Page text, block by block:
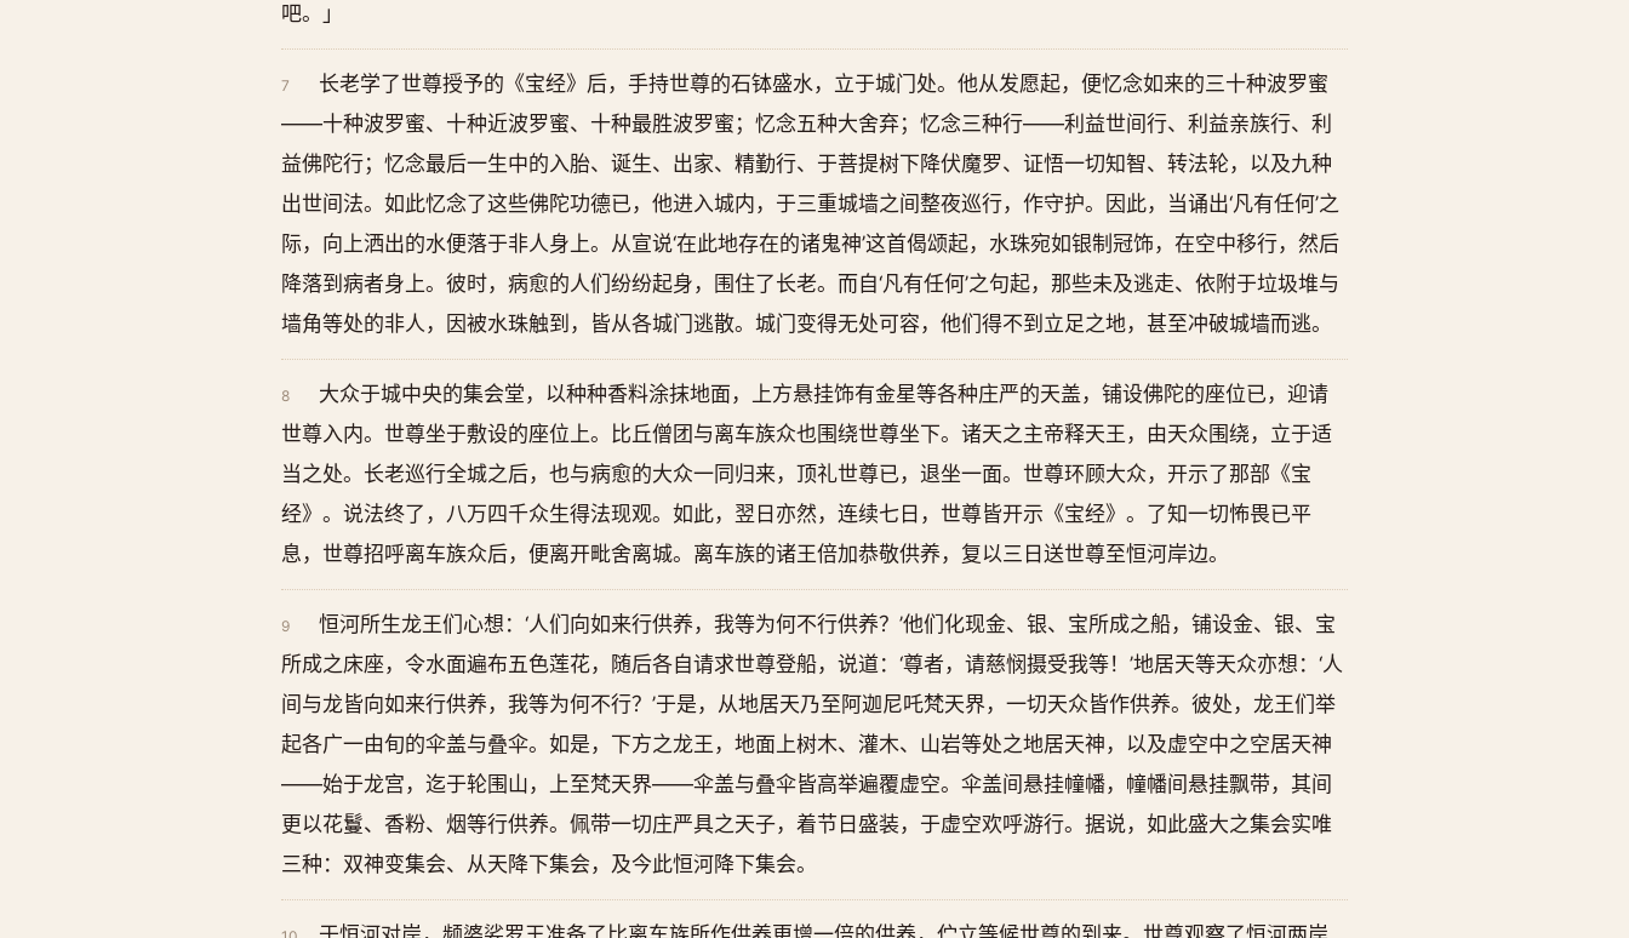
吧。」
7
长老学了世尊授予的《宝经》后，手持世尊的石钵盛水，立于城门处。他从发愿起，便忆念如来的三十种波罗蜜
——十种波罗蜜、十种近波罗蜜、十种最胜波罗蜜；忆念五种大舍弃；忆念三种行——利益世间行、利益亲族行、利
益佛陀行；忆念最后一生中的入胎、诞生、出家、精勤行、于菩提树下降伏魔罗、证悟一切知智、转法轮，以及九种
出世间法。如此忆念了这些佛陀功德已，他进入城内，于三重城墙之间整夜巡行，作守护。因此，当诵出‘凡有任何’之
际，向上洒出的水便落于非人身上。从宣说‘在此地存在的诸鬼神’这首偈颂起，水珠宛如银制冠饰，在空中移行，然后
降落到病者身上。彼时，病愈的人们纷纷起身，围住了长老。而自‘凡有任何’之句起，那些未及逃走、依附于垃圾堆与
墙角等处的非人，因被水珠触到，皆从各城门逃散。城门变得无处可容，他们得不到立足之地，甚至冲破城墙而逃。
8
大众于城中央的集会堂，以种种香料涂抹地面，上方悬挂饰有金星等各种庄严的天盖，铺设佛陀的座位已，迎请
世尊入内。世尊坐于敷设的座位上。比丘僧团与离车族众也围绕世尊坐下。诸天之主帝释天王，由天众围绕，立于适
当之处。长老巡行全城之后，也与病愈的大众一同归来，顶礼世尊已，退坐一面。世尊环顾大众，开示了那部《宝
经》。说法终了，八万四千众生得法现观。如此，翌日亦然，连续七日，世尊皆开示《宝经》。了知一切怖畏已平
息，世尊招呼离车族众后，便离开毗舍离城。离车族的诸王倍加恭敬供养，复以三日送世尊至恒河岸边。
9
恒河所生龙王们心想：‘人们向如来行供养，我等为何不行供养？’他们化现金、银、宝所成之船，铺设金、银、宝
所成之床座，令水面遍布五色莲花，随后各自请求世尊登船，说道：‘尊者，请慈悯摄受我等！’地居天等天众亦想：‘人
间与龙皆向如来行供养，我等为何不行？’于是，从地居天乃至阿迦尼吒梵天界，一切天众皆作供养。彼处，龙王们举
起各广一由旬的伞盖与叠伞。如是，下方之龙王，地面上树木、灌木、山岩等处之地居天神，以及虚空中之空居天神
——始于龙宫，迄于轮围山，上至梵天界——伞盖与叠伞皆高举遍覆虚空。伞盖间悬挂幢幡，幢幡间悬挂飘带，其间
更以花鬘、香粉、烟等行供养。佩带一切庄严具之天子，着节日盛装，于虚空欢呼游行。据说，如此盛大之集会实唯
三种：双神变集会、从天降下集会，及今此恒河降下集会。